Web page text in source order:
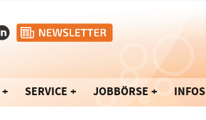
SERVICE JOBBÖRSE INFOS